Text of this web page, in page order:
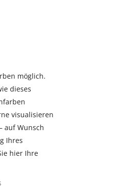
möglich.
dieses
visualisieren
auf Wunsch
Ihres
hier Ihre